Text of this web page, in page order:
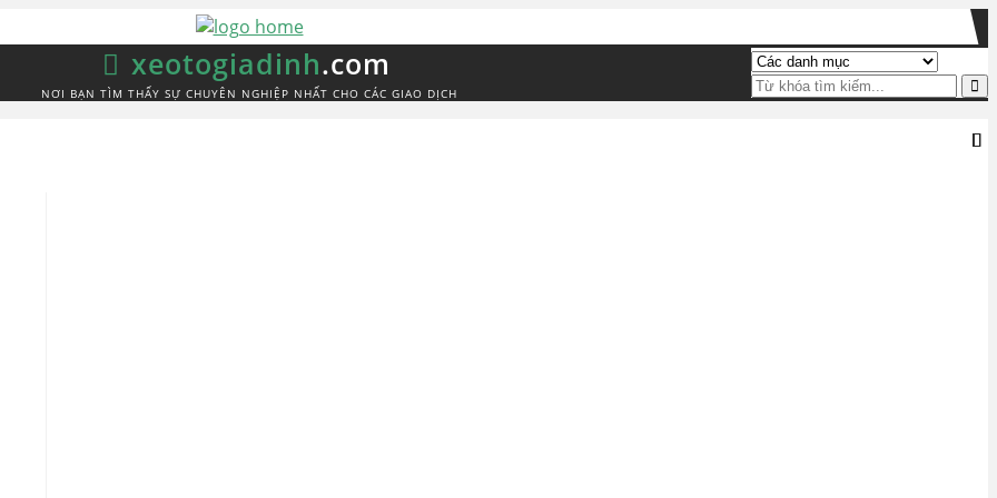
xeotogiadinh.com
NƠI BẠN TÌM THẤY SỰ CHUYÊN NGHIỆP NHẤT CHO CÁC GIAO DỊCH